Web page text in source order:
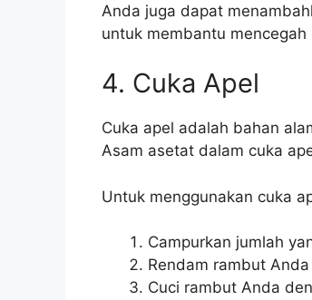
Anda juga dapat
untuk membantu
4. Cuka Apel
Cuka apel adalah bahan
Asam asetat dalam cuka
Untuk menggunakan cuka
Campurkan jumlah
Rendam rambut
Cuci rambut Anda